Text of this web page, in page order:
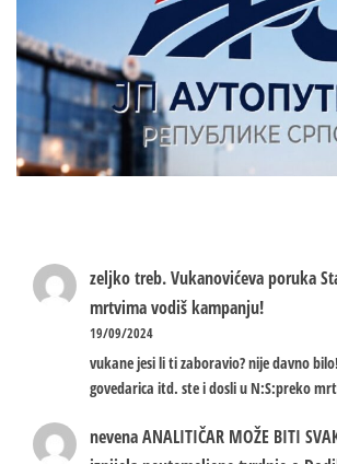
zeljko treb.Vukanovićeva poruka
mrtvima vodiš kampanju!
19/09/2024
vukane jesi li ti zaboravio? nije davno
govedarica itd. ste i dosli u N:S:preko
nevenaANALITIČAR MOŽE BITI